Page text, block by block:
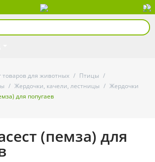
товаров для животных / Птицы /
/ Жердочки, качели, лестницы / Жердочки
для попугаев
(пемза) для